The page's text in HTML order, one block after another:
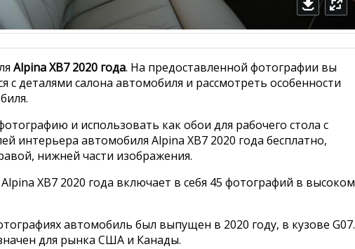
Alpina XB7 2020 года. На предоставленной фотографии вы
с деталями салона автомобиля и рассмотреть особенности
и использовать как обои для рабочего стола с
интерьера автомобиля Alpina XB7 2020 года бесплатно,
нижней части изображения.
XB7 2020 года включает в себя 45 фотографий в высоком
автомобиль был выпущен в 2020 году, в кузове G07.
для рынка США и Канады.